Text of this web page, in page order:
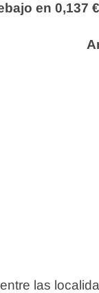
en 0,137
las